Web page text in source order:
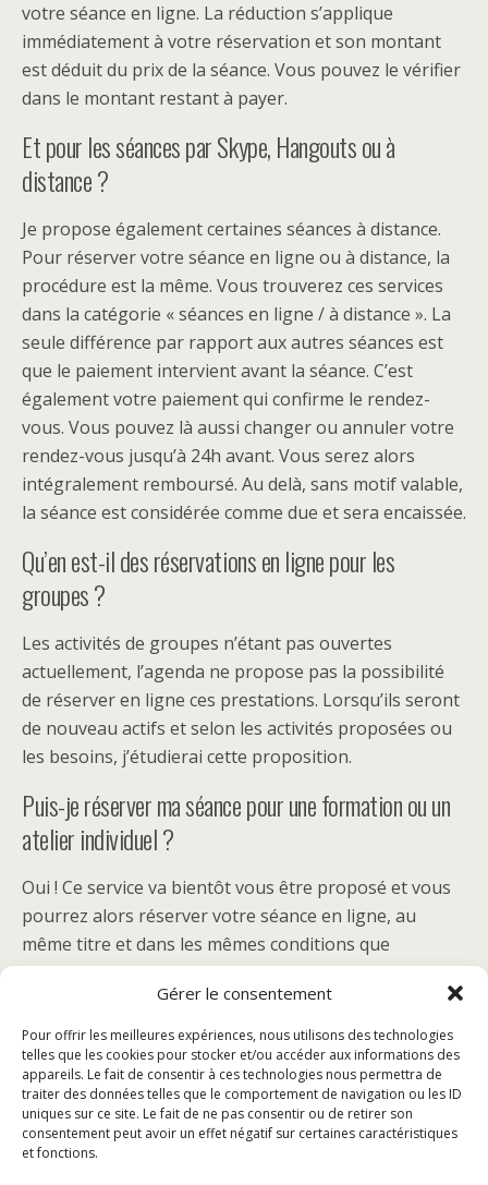
Gérer le consentement
Pour offrir les meilleures expériences, nous utilisons des technologies
telles que les cookies pour stocker et/ou accéder aux informations des
appareils. Le fait de consentir à ces technologies nous permettra de
traiter des données telles que le comportement de navigation ou les ID
uniques sur ce site. Le fait de ne pas consentir ou de retirer son
consentement peut avoir un effet négatif sur certaines caractéristiques
et fonctions.
votre séance en ligne. La réduction s’applique
immédiatement à votre réservation et son montant
est déduit du prix de la séance. Vous pouvez le vérifier
dans le montant restant à payer.
Et pour les séances par Skype, Hangouts ou à
distance ?
Je propose également certaines séances à distance.
Pour réserver votre séance en ligne ou à distance, la
procédure est la même. Vous trouverez ces services
dans la catégorie « séances en ligne / à distance ». La
seule différence par rapport aux autres séances est
que le paiement intervient avant la séance. C’est
également votre paiement qui confirme le rendez-
vous. Vous pouvez là aussi changer ou annuler votre
rendez-vous jusqu’à 24h avant. Vous serez alors
intégralement remboursé. Au delà, sans motif valable,
la séance est considérée comme due et sera encaissée.
Qu’en est-il des réservations en ligne pour les
groupes ?
Les activités de groupes n’étant pas ouvertes
actuellement, l’agenda ne propose pas la possibilité
de réserver en ligne ces prestations. Lorsqu’ils seront
de nouveau actifs et selon les activités proposées ou
les besoins, j’étudierai cette proposition.
Puis-je réserver ma séance pour une formation ou un
atelier individuel ?
Oui ! Ce service va bientôt vous être proposé et vous
pourrez alors réserver votre séance en ligne, au
même titre et dans les mêmes conditions que
n’importe quelle prestation individuelle.
Publication Précédente
Comment Élever Son
Niveau D'énergie Dès Le
Réveil ?
Publication Suivante
Coaching Timidité : Des
Séances De Coaching Spécial